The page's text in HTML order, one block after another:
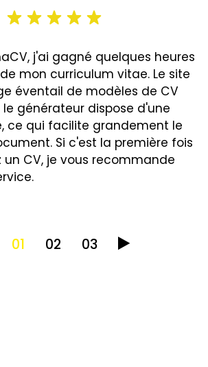
j'ai gagné quelques heures
mon curriculum vitae. Le site
éventail de modèles de CV
générateur dispose d'une
ce qui facilite grandement le
Si c'est la première fois
un CV, je vous recommande
01 02 03